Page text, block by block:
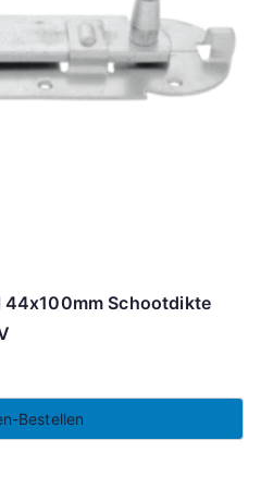
44x100mm Schootdikte
Bestellen